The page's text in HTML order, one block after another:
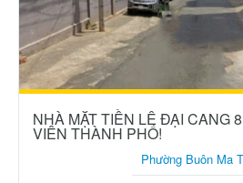
NHÀ MẶT TIỀN LÊ ĐẠI CANG
VIÊN THÀNH PHỐ!
Phường Buôn Ma